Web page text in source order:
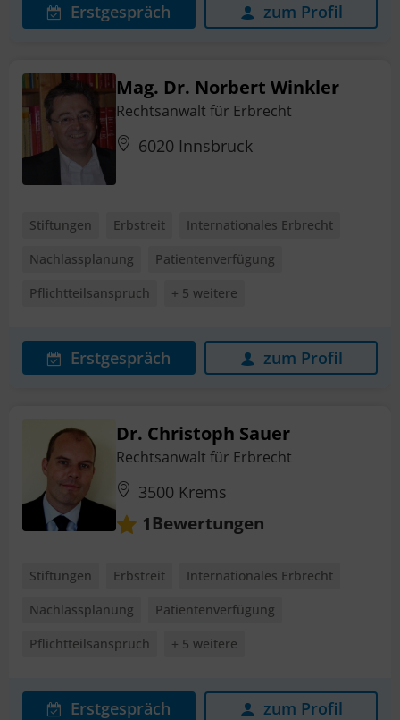
Erstgespräch zum Profil
Mag. Dr. Norbert Winkler
Rechtsanwalt für Erbrecht
6020 Innsbruck
Stiftungen Erbstreit
Internationales Erbrecht
Nachlassplanung
Patientenverfügung
Pflichtteilsanspruch
+ 5 weitere
Erstgespräch zum Profil
Dr. Christoph Sauer
Rechtsanwalt für Erbrecht
3500 Krems
1Bewertungen
Stiftungen Erbstreit
Internationales Erbrecht
Nachlassplanung
Patientenverfügung
Pflichtteilsanspruch
+ 5 weitere
Erstgespräch zum Profil